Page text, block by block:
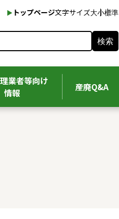
本文へ
トップページ文字サイズ大小標準
検索
業者等向け
情報
産廃Q&A